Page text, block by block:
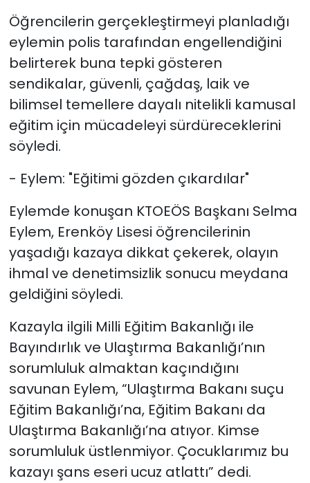
Öğrencilerin gerçekleştirmeyi planladığı
eylemin polis tarafından engellendiğini
belirterek buna tepki gösteren
sendikalar, güvenli, çağdaş, laik ve
bilimsel temellere dayalı nitelikli kamusal
eğitim için mücadeleyi sürdüreceklerini
söyledi.
- Eylem: "Eğitimi gözden çıkardılar"
Eylemde konuşan KTOEÖS Başkanı Selma
Eylem, Erenköy Lisesi öğrencilerinin
yaşadığı kazaya dikkat çekerek, olayın
ihmal ve denetimsizlik sonucu meydana
geldiğini söyledi.
Kazayla ilgili Milli Eğitim Bakanlığı ile
Bayındırlık ve Ulaştırma Bakanlığı’nın
sorumluluk almaktan kaçındığını
savunan Eylem, “Ulaştırma Bakanı suçu
Eğitim Bakanlığı’na, Eğitim Bakanı da
Ulaştırma Bakanlığı’na atıyor. Kimse
sorumluluk üstlenmiyor. Çocuklarımız bu
kazayı şans eseri ucuz atlattı” dedi.